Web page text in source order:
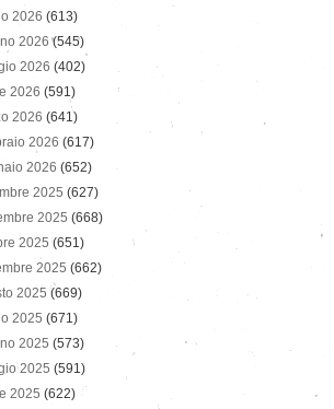
2026 (613)
2026 (545)
2026 (402)
2026 (591)
2026 (641)
2026 (617)
2026 (652)
2025 (627)
2025 (668)
2025 (651)
2025 (662)
2025 (669)
2025 (671)
2025 (573)
2025 (591)
2025 (622)